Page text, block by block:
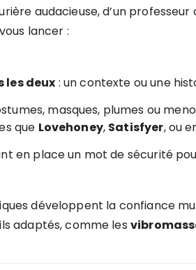
audacieuse, d’un
lancer :
les deux : un contexte ou une
masques, plumes ou
que Lovehoney, Satisfyer, ou
en place un mot de sécurité
développent la confiance
adaptés, comme les